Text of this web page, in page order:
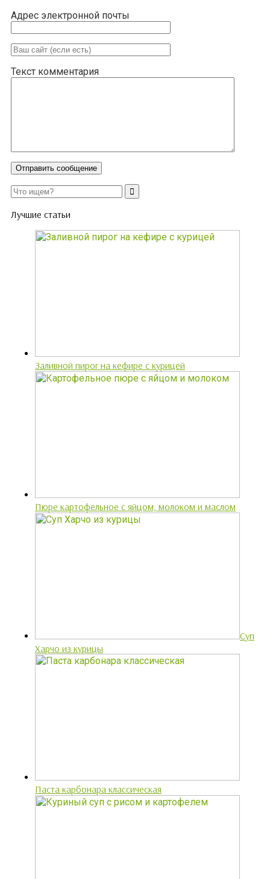
Адрес электронной почты
Текст комментария
Лучшие статьи
Заливной пирог на кефире с курицей
Пюре картофельное с яйцом, молоком и маслом
Суп
Харчо из курицы
Паста карбонара классическая